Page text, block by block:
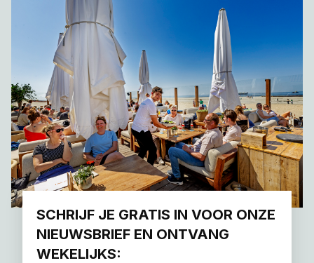
SCHRIJF JE GRATIS IN VOOR ONZE
NIEUWSBRIEF EN ONTVANG
WEKELIJKS: